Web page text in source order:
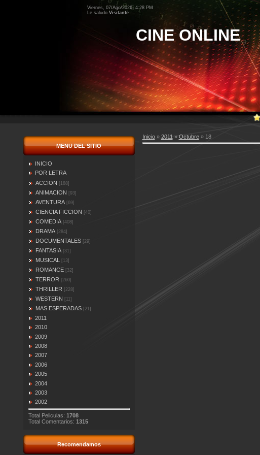
Viernes, 07/Ago/2026, 4:28 PM
Le saludo Visitante
CINE ONLINE
MENU DEL SITIO
INICIO
POR LETRA
ACCION
[188]
ANIMACION [93]
AVENTURA [69]
CIENCIA FICCION [40]
COMEDIA [408]
DRAMA [284]
DOCUMENTALES [29]
FANTASIA [31]
MUSICAL [13]
ROMANCE [32]
TERROR [260]
THRILLER [228]
WESTERN [11]
MAS ESPERADAS [21]
2011
2010
2009
2008
2007
2006
2005
2004
2003
2002
Total Peliculas: 1708
Total Comentarios: 1315
Recomendamos
Inicio» 2011 » Octubre » 18